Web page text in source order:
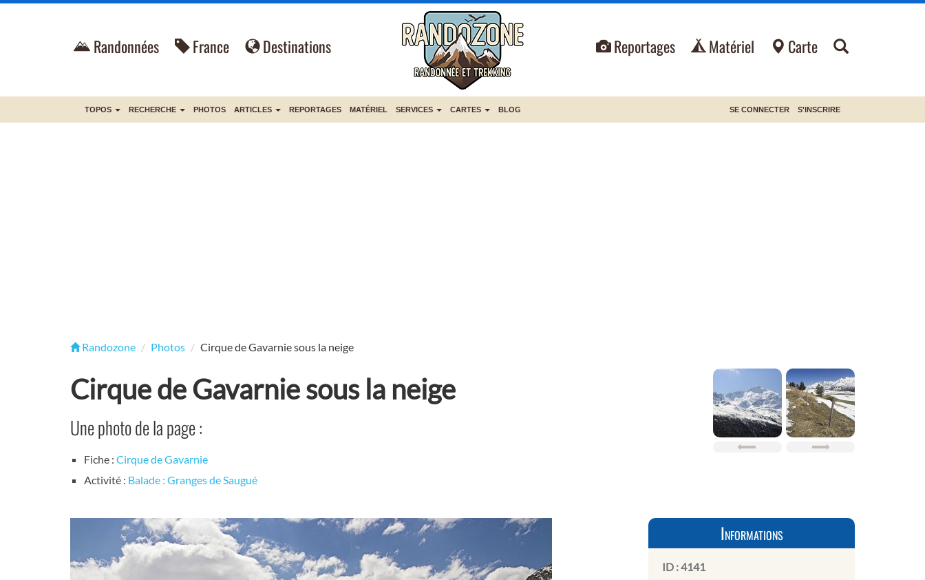
Randonnées France Destinations Reportages Matériel Carte
TOPOS RECHERCHE PHOTOS ARTICLES REPORTAGES MATÉRIEL SERVICES CARTES BLOG SE CONNECTER S'INSCRIRE
Randozone Photos Cirque de Gavarnie sous la neige
Cirque de Gavarnie sous la neige
Une photo de la page :
Fiche : Cirque de Gavarnie
Activité : Balade : Granges de Saugué
Informations
ID :4141